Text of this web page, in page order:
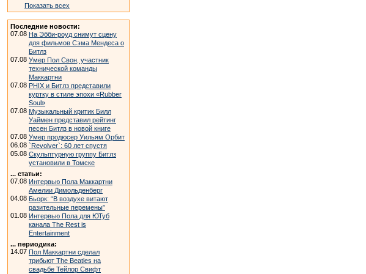
Показать всех
Последние новости:
07.08 На Эбби-роуд снимут сцену
для фильмов Сэма Мендеса о
Битлз
07.08 Умер Пол Свон, участник
технической команды
Маккартни
07.08 PHIX и Битлз представили
куртку в стиле эпохи «Rubber
Soul»
07.08 Музыкальный критик Билл
Уаймен представил рейтинг
песен Битлз в новой книге
07.08 Умер продюсер Уильям Орбит
06.08 `Revolver`: 60 лет спустя
05.08 Скульптурную группу Битлз
установили в Томске
... статьи:
07.08 Интервью Пола Маккартни
Амелии Димольденберг
04.08 Бьорк: “В воздухе витают
разительные перемены”
01.08 Интервью Пола для ЮТуб
канала The Rest is
Entertainment
... периодика:
14.07 Пол Маккартни сделал
трибьют The Beatles на
свадьбе Тейлор Свифт